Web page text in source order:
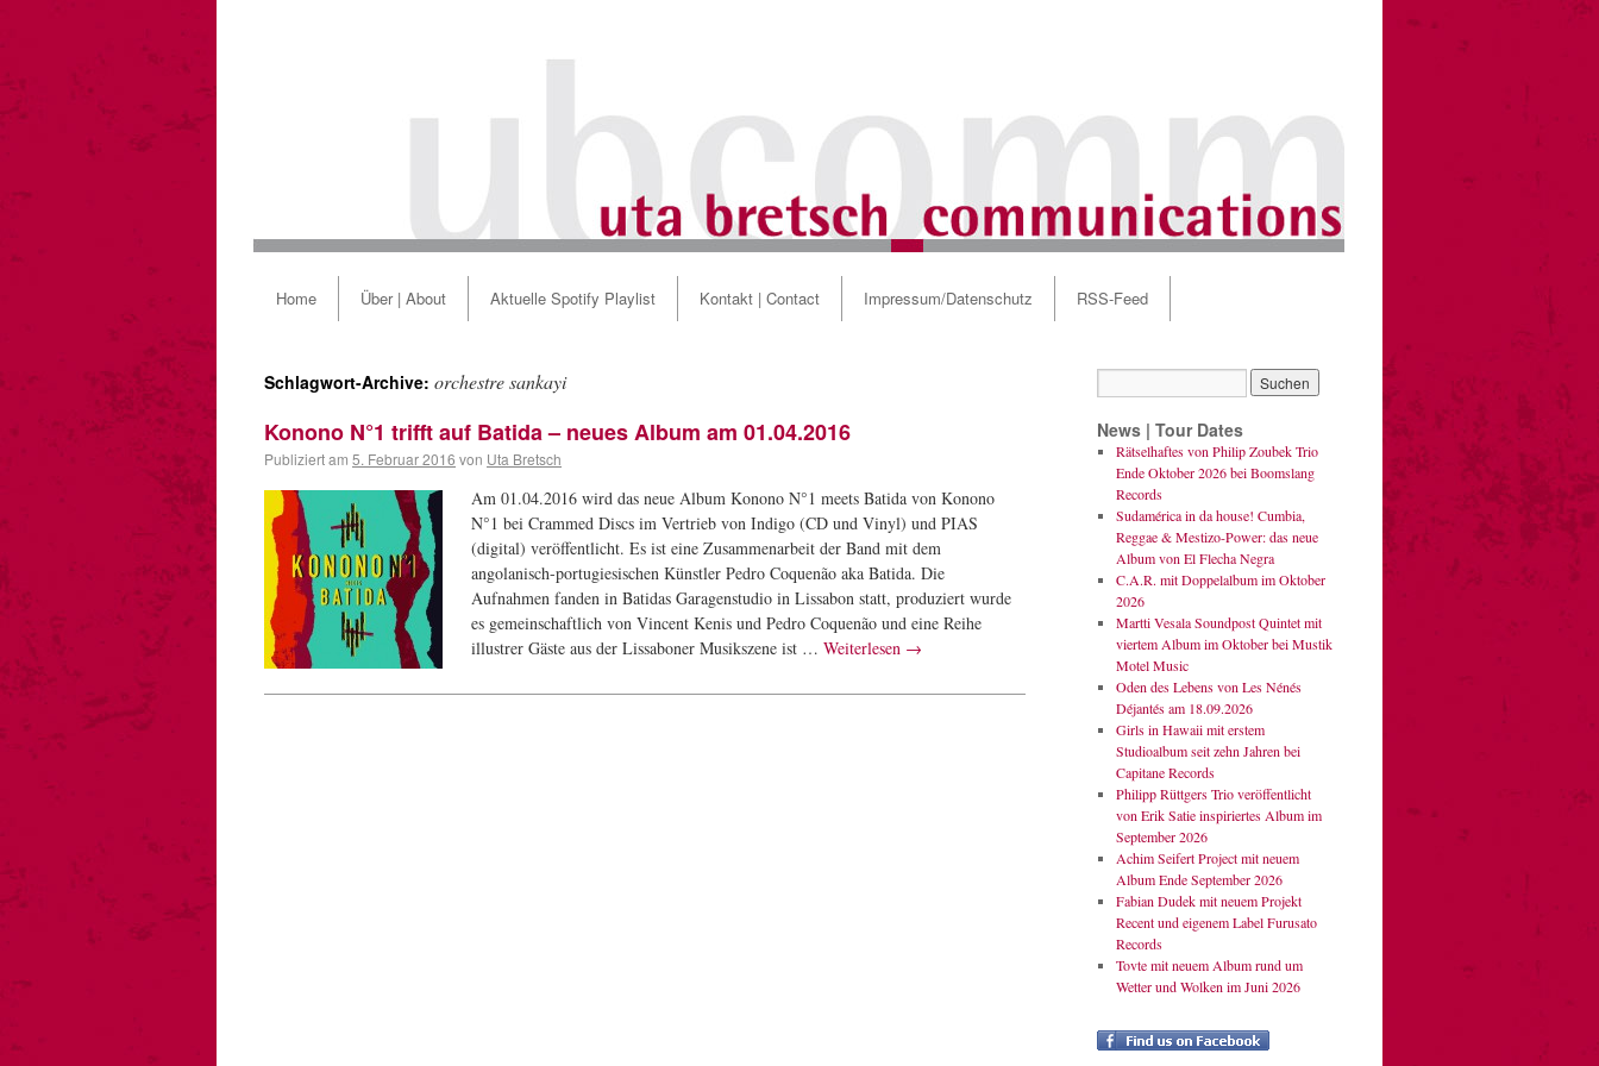
Home Über | About Aktuelle Spotify Playlist Kontakt | Contact Impressum/Datenschutz RSS-Feed
Schlagwort-Archive: orchestre sankayi
Konono N°1 trifft auf Batida – neues Album am 01.04.2016
Publiziert am 5. Februar 2016 von Uta Bretsch
Am 01.04.2016 wird das neue Album Konono N°1 meets Batida von Konono
N°1 bei Crammed Discs im Vertrieb von Indigo (CD und Vinyl) und PIAS
(digital) veröffentlicht. Es ist eine Zusammenarbeit der Band mit dem
angolanisch-portugiesischen Künstler Pedro Coquenão aka Batida. Die
Aufnahmen fanden in Batidas Garagenstudio in Lissabon statt, produziert wurde
es gemeinschaftlich von Vincent Kenis und Pedro Coquenão und eine Reihe
illustrer Gäste aus der Lissaboner Musikszene ist … Weiterlesen →
News | Tour Dates
Rätselhaftes von Philip Zoubek Trio
Ende Oktober 2026 bei Boomslang
Records
Sudamérica in da house! Cumbia,
Reggae & Mestizo-Power: das neue
Album von El Flecha Negra
C.A.R. mit Doppelalbum im Oktober
2026
Martti Vesala Soundpost Quintet mit
viertem Album im Oktober bei Mustik
Motel Music
Oden des Lebens von Les Nénés
Déjantés am 18.09.2026
Girls in Hawaii mit erstem
Studioalbum seit zehn Jahren bei
Capitane Records
Philipp Rüttgers Trio veröffentlicht
von Erik Satie inspiriertes Album im
September 2026
Achim Seifert Project mit neuem
Album Ende September 2026
Fabian Dudek mit neuem Projekt
Recent und eigenem Label Furusato
Records
Tovte mit neuem Album rund um
Wetter und Wolken im Juni 2026